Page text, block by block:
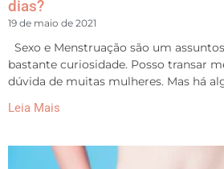
dias?
19 de maio de 2021
Sexo e Menstruação são um
bastante curiosidade. Posso transar
dúvida de muitas mulheres. Mas há
Leia Mais